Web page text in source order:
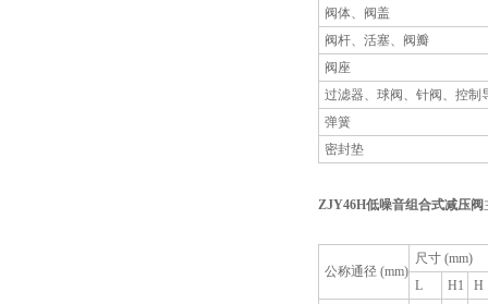
阀体、阀盖
阀杆、活塞、阀瓣
阀座
过滤器、球阀、针阀、控制
弹簧
密封垫
ZJY46H低噪音组合式减压阀
公称通径 (mm)
尺寸 (mm)
L
H1
H